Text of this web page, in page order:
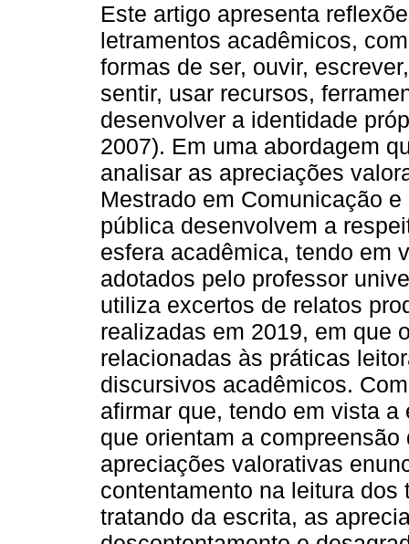
Este artigo apresenta
letramentos acadêmicos,
formas de ser, ouvir,
sentir, usar recursos,
desenvolver a identidade
2007). Em uma abordagem
analisar as apreciações
Mestrado em Comunicação
pública desenvolvem a
esfera acadêmica, tendo em
adotados pelo professor
utiliza excertos de relatos
realizadas em 2019, em que
relacionadas às práticas
discursivos acadêmicos.
afirmar que, tendo em vista
que orientam a
apreciações valorativas
contentamento na leitura
tratando da escrita, as